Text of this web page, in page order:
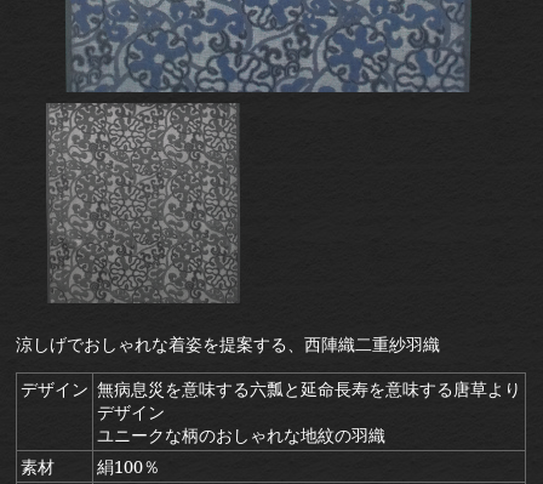
涼しげでおしゃれな着姿を提案する、西陣織二重紗羽織
デザイン 無病息災を意味する六瓢と延命長寿を意味する唐草より
デザイン
ユニークな柄のおしゃれな地紋の羽織
素材
絹100％